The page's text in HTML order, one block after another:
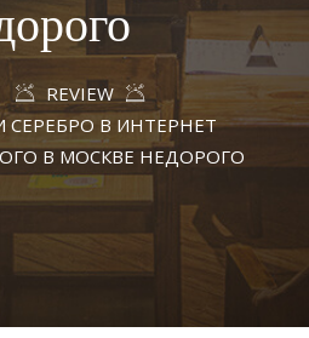
REVIEW
СЕРЕБРО В ИНТЕРНЕТ
В МОСКВЕ НЕДОРОГО